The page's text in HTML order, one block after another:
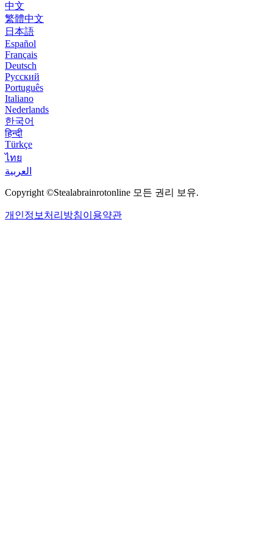
中文
繁體中文
日本語
Español
Français
Deutsch
Русский
Português
Italiano
Nederlands
한국어
हिन्दी
Türkçe
ไทย
العربية
Copyright ©Stealabrainrotonline 모든 권리 보유.
개인정보처리방침이용약관